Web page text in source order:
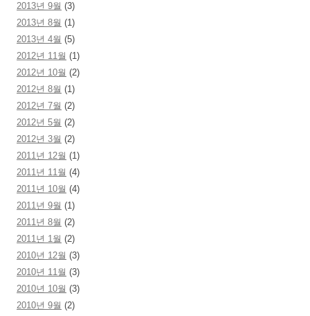
2013년 9월 (3)
2013년 8월 (1)
2013년 4월 (5)
2012년 11월 (1)
2012년 10월 (2)
2012년 8월 (1)
2012년 7월 (2)
2012년 5월 (2)
2012년 3월 (2)
2011년 12월 (1)
2011년 11월 (4)
2011년 10월 (4)
2011년 9월 (1)
2011년 8월 (2)
2011년 1월 (2)
2010년 12월 (3)
2010년 11월 (3)
2010년 10월 (3)
2010년 9월 (2)